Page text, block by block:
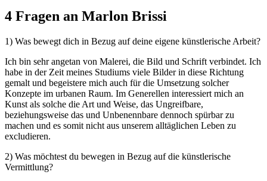
4 Fragen an Marlon Brissi
1) Was bewegt dich in Bezug auf deine eigene künstlerische Arbeit?
Ich bin sehr angetan von Malerei, die Bild und Schrift verbindet. Ich
habe in der Zeit meines Studiums viele Bilder in diese Richtung
gemalt und begeistere mich auch für die Umsetzung solcher
Konzepte im urbanen Raum. Im Generellen interessiert mich an
Kunst als solche die Art und Weise, das Ungreifbare,
beziehungsweise das und Unbenennbare dennoch spürbar zu
machen und es somit nicht aus unserem alltäglichen Leben zu
excludieren.
2) Was möchtest du bewegen in Bezug auf die künstlerische
Vermittlung?